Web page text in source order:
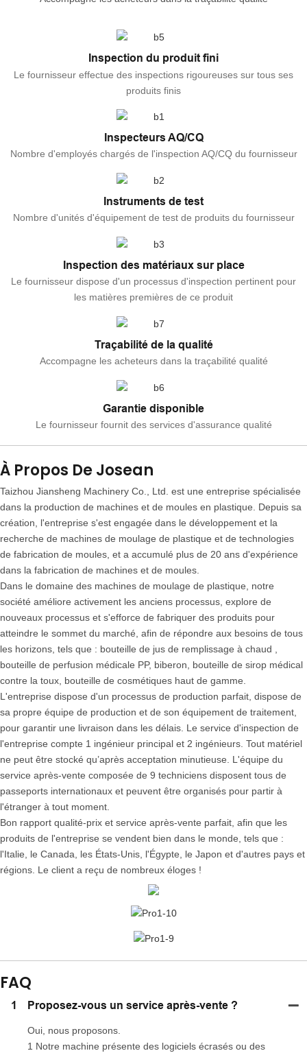
Inspection du produit fini
Le fournisseur effectue des inspections rigoureuses sur tous ses
produits finis
Inspecteurs AQ/CQ
Nombre d'employés chargés de l'inspection AQ/CQ du fournisseur
Instruments de test
Nombre d'unités d'équipement de test de produits du fournisseur
Inspection des matériaux sur place
Le fournisseur dispose d'un processus d'inspection pertinent pour
les matières premières de ce produit
Traçabilité de la qualité
Accompagne les acheteurs dans la traçabilité qualité
Garantie disponible
Le fournisseur fournit des services d'assurance qualité
À Propos De Josean
Taizhou Jiansheng Machinery Co., Ltd. est une entreprise spécialisée
dans la production de machines et de moules en plastique. Depuis sa
création, l'entreprise s'est engagée dans le développement et la
recherche de machines de moulage de plastique et de technologies
de fabrication de moules, et a accumulé plus de 20 ans d'expérience
dans la fabrication de machines et de moules.
Dans le domaine des machines de moulage de plastique, notre
société améliore activement les anciens processus, explore de
nouveaux processus et s'efforce de fabriquer des produits pour
atteindre le sommet du marché, afin de répondre aux besoins de tous
les horizons, tels que : bouteille de jus de remplissage à chaud ,
bouteille de perfusion médicale PP, biberon, bouteille de sirop médical
contre la toux, bouteille de cosmétiques haut de gamme.
L'entreprise dispose d'un processus de production parfait, dispose de
sa propre équipe de production et de son équipement de traitement,
pour garantir une livraison dans les délais. Le service d'inspection de
l'entreprise compte 1 ingénieur principal et 2 ingénieurs. Tout matériel
ne peut être stocké qu’après acceptation minutieuse. L'équipe du
service après-vente composée de 9 techniciens disposent tous de
passeports internationaux et peuvent être organisés pour partir à
l'étranger à tout moment.
Bon rapport qualité-prix et service après-vente parfait, afin que les
produits de l'entreprise se vendent bien dans le monde, tels que :
l'Italie, le Canada, les États-Unis, l'Égypte, le Japon et d'autres pays et
régions. Le client a reçu de nombreux éloges !
FAQ
1 Proposez-vous un service après-vente ?
Oui, nous proposons.
1 Notre machine présente des logiciels écrasés ou des